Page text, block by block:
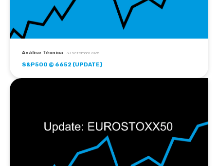
Análise Técnica 30 setembro 2025
S&P500 @ 6652 (UPDATE)